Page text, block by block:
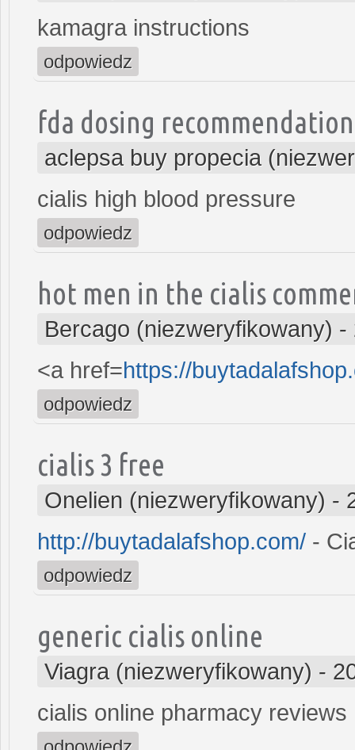
kamagra instructions
odpowiedz
fda dosing
aclepsa buy propecia
cialis high blood pressure
odpowiedz
hot men in the cialis
Bercago (niezweryfikowany) -
<a href=https://
odpowiedz
cialis 3 free
Onelien (niezweryfikowany) -
http://buytadalafshop.com/ -
odpowiedz
generic cialis online
Viagra (niezweryfikowany) -
cialis online pharmacy reviews